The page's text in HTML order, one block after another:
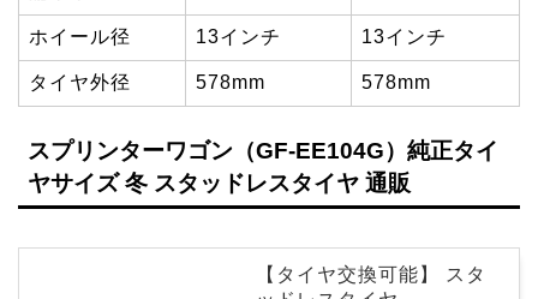
ホイール径 13インチ 13インチ
タイヤ外径 578mm 578mm
スプリンターワゴン（GF-EE104G）純正タイ
ヤサイズ 冬 スタッドレスタイヤ 通販
【タイヤ交換可能】 スタ